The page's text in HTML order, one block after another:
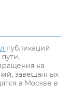
публикаций
на
завещанных
в Москве в